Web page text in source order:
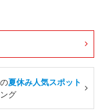
夏休み人気スポット
グ